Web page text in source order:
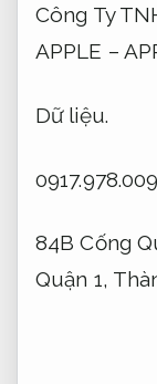
Công Ty
APPLE –
Dữ liệu.
84B Cống
Quận 1,